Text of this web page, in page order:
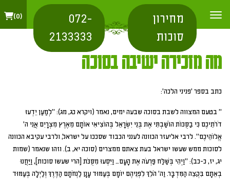
מחירון
סוכות
072-
2133333
0
מה מזכירה ישיבה בסוכה
כתב בספר 'פניני הלכה':
" בטעם המצווה לשבת בסוכה שבעה ימים, נאמר (ויקרא כג, מג): "לְמַעַן יֵדְעוּ
דֹרֹתֵיכֶם כִּי בַסֻּכּוֹת הוֹשַׁבְתִּי אֶת בְּנֵי יִשְׂרָאֵל בְּהוֹצִיאִי אוֹתָם מֵאֶרֶץ מִצְרָיִם אֲנִי ה'
אֱלוֹהֵיכֶם". לרבי אליעזר הכוונה לענני הכבוד שסככו על ישראל, ולרבי עקיבא הכוונה
לסוכות ממש שעשו ישראל בעת צאתם ממצרים (סוכה יא, ב). וזהו שנאמר (שמות
יג, יז, כ-כב): "וַיְהִי בְּשַׁלַּח פַּרְעֹה אֶת הָעָם… וַיִּסְעוּ מִסֻּכֹּת [הרי שעשו סוכות], וַיַּחֲנוּ
בְאֵתָם בִּקְצֵה הַמִּדְבָּר. וַה' הֹלֵךְ לִפְנֵיהֶם יוֹמָם בְּעַמּוּד עָנָן לַנְחֹתָם הַדֶּרֶךְ וְלַיְלָה בְּעַמּוּד